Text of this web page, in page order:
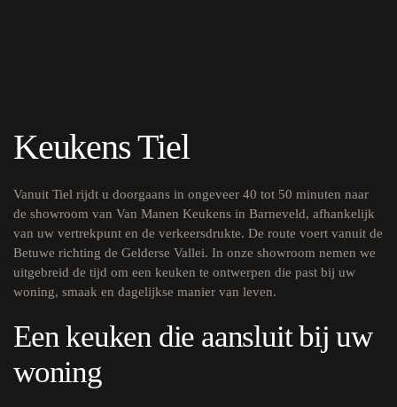
Keukens Tiel
Vanuit Tiel rijdt u doorgaans in ongeveer 40 tot 50 minuten naar
de showroom van Van Manen Keukens in Barneveld, afhankelijk
van uw vertrekpunt en de verkeersdrukte. De route voert vanuit de
Betuwe richting de Gelderse Vallei. In onze showroom nemen we
uitgebreid de tijd om een keuken te ontwerpen die past bij uw
woning, smaak en dagelijkse manier van leven.
Een keuken die aansluit bij uw
woning